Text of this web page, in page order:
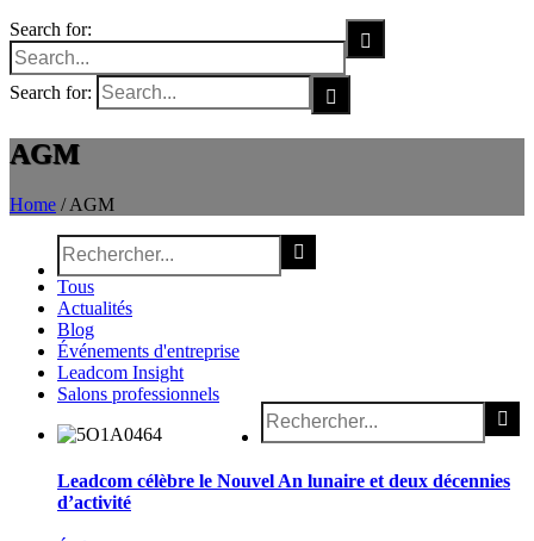
Search for:
Search for:
AGM
Home /AGM
Tous
Actualités
Blog
Événements d'entreprise
Leadcom Insight
Salons professionnels
Leadcom célèbre le Nouvel An lunaire et deux décennies
d’activité